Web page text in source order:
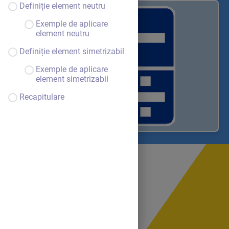
Definiție element neutru
Exemple de aplicare
element neutru
Definiție element simetrizabil
Exemple de aplicare
element simetrizabil
Recapitulare